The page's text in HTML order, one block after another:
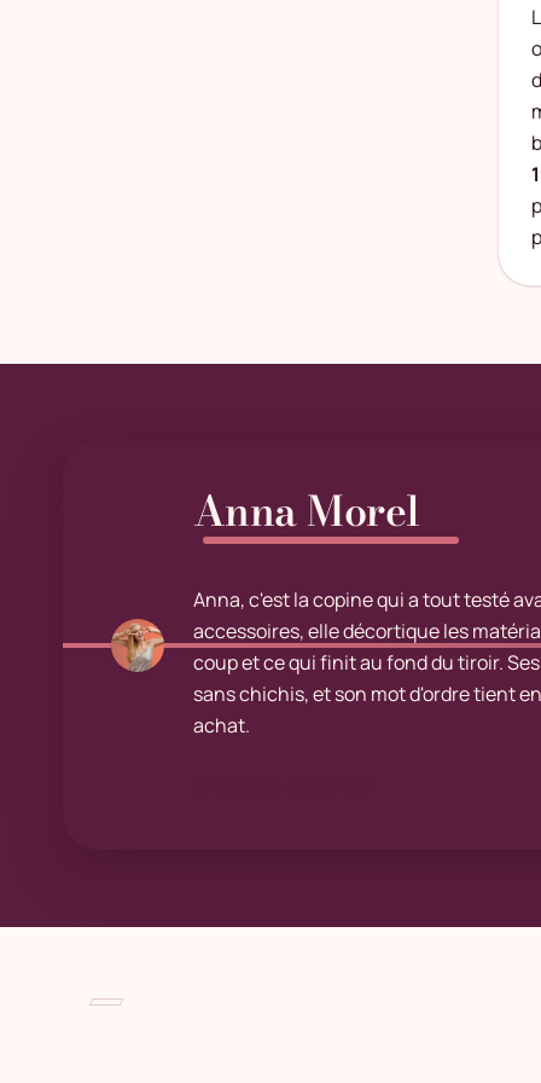
Anna Morel
Anna, c'est la copine qui a tout testé
accessoires, elle décortique les
coup et ce qui finit au fond du tiroir.
sans chichis, et son mot d'ordre tient
achat.